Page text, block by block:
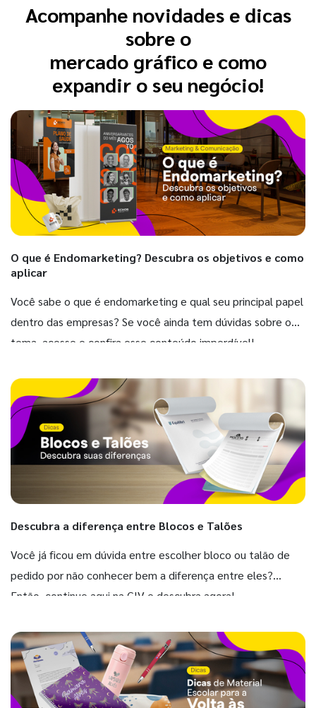
Acompanhe novidades e dicas
sobre o
mercado gráfico e como
expandir o seu negócio!
O que é Endomarketing? Descubra os objetivos e como
aplicar
Você sabe o que é endomarketing e qual seu principal papel
dentro das empresas? Se você ainda tem dúvidas sobre o
tema, acesse e confira esse conteúdo imperdível!
Descubra a diferença entre Blocos e Talões
Você já ficou em dúvida entre escolher bloco ou talão de
pedido por não conhecer bem a diferença entre eles?
Então, continue aqui na GIV e descubra agora!